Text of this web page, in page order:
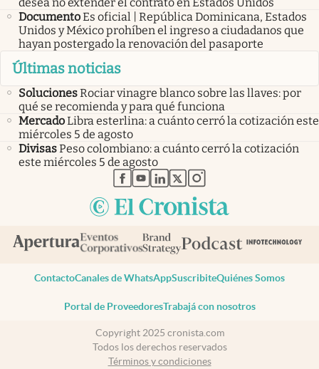
DocumentoEs oficial | República Dominicana, Estados
Unidos y México prohíben el ingreso a ciudadanos que
hayan postergado la renovación del pasaporte
Últimas noticias
SolucionesRociar vinagre blanco sobre las llaves: por
qué se recomienda y para qué funciona
MercadoLibra esterlina: a cuánto cerró la cotización este
miércoles 5 de agosto
DivisasPeso colombiano: a cuánto cerró la cotización
este miércoles 5 de agosto
abre en nueva pestaña
abre en nueva pestaña
abre en nueva pestaña
abre en nueva pestaña
abre en nueva pestaña
ContactoCanales de WhatsAppSuscribiteQuiénes Somos
Portal de ProveedoresTrabajá con nosotros
Copyright 2025 cronista.com
Todos los derechos reservados
Términos y condiciones